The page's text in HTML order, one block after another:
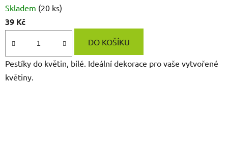
Skladem (20 ks)
39 Kč
DO KOŠÍKU
Pestíky do květin, bílé. Ideální dekorace pro vaše vytvořené
květiny.